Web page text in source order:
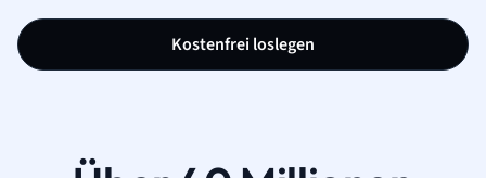
Kostenfrei loslegen